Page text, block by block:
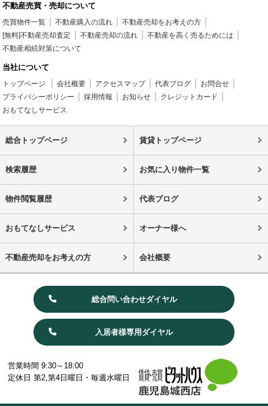
不動産売買・売却について
売買物件一覧 不動産購入の流れ
不動産売却をお考えの方
[無料]不動産売却査定
不動産売却の流れ
不動産を高く売るためには
不動産相続対策について
当社について
トップページ 会社概要 アクセスマップ 代表ブログ
お問合せ
プライバシーポリシー
採用情報 お知らせ
クレジットカード
おもてなしサービス
総合トップページ 賃貸トップページ
検索履歴 お気に入り物件一覧
物件閲覧履歴 代表ブログ
おもてなしサービス オーナー様へ
不動産売却をお考えの方 会社概要
総合問い合わせダイヤル
入居者様専用ダイヤル
営業時間 9:30～18:00
定休日 第2,第4日曜日・毎週水曜日